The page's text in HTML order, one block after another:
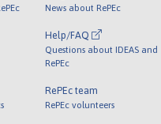
News about RePEc
Help/FAQ
Questions about IDEAS and
RePEc
RePEc team
RePEc volunteers